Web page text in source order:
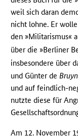
weil sich daran
nicht lohne. Er
den »Militarismus«
über die »Berliner
insbesondere über
und Günter deBruyn
und auf feindlich-
nutzte diese für
Am 12. November